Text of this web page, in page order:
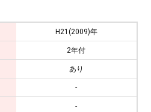
H21(2009)年
2年付
あり
-
-